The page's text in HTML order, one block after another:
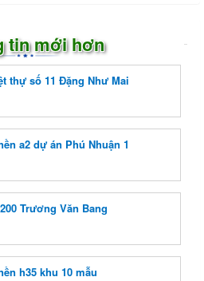
tin mới hơn
thự số 11 Đặng Như Mai
a2 dự án Phú Nhuận 1
Trương Văn Bang
h35 khu 10 mẫu